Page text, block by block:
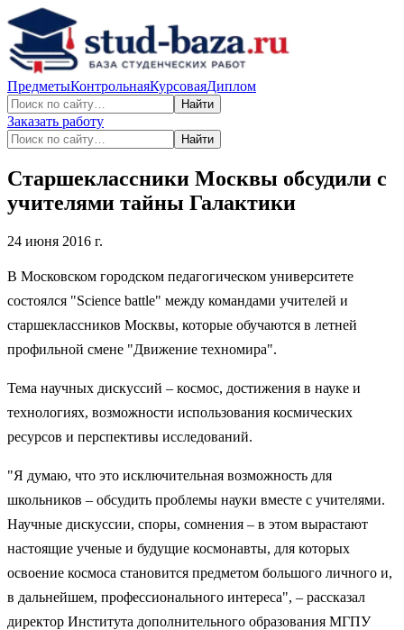
ПредметыКонтрольнаяКурсоваяДиплом
Найти
Заказать работу
Найти
Старшеклассники Москвы обсудили с
учителями тайны Галактики
24 июня 2016 г.
В Московском городском педагогическом университете
состоялся "Science battle" между командами учителей и
старшеклассников Москвы, которые обучаются в летней
профильной смене "Движение техномира".
Тема научных дискуссий – космос, достижения в науке и
технологиях, возможности использования космических
ресурсов и перспективы исследований.
"Я думаю, что это исключительная возможность для
школьников – обсудить проблемы науки вместе с учителями.
Научные дискуссии, споры, сомнения – в этом вырастают
настоящие ученые и будущие космонавты, для которых
освоение космоса становится предметом большого личного и,
в дальнейшем, профессионального интереса", – рассказал
директор Института дополнительного образования МГПУ